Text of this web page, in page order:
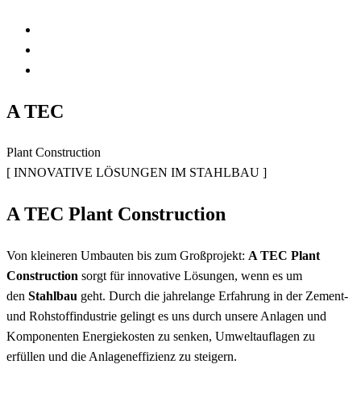
A TEC
Plant Construction
[ INNOVATIVE LÖSUNGEN IM STAHLBAU ]
A TEC Plant Construction
Von kleineren Umbauten bis zum Großprojekt: A TEC Plant
Construction sorgt für innovative Lösungen, wenn es um
den Stahlbau geht. Durch die jahrelange Erfahrung in der Zement-
und Rohstoffindustrie gelingt es uns durch unsere Anlagen und
Komponenten Energiekosten zu senken, Umweltauflagen zu
erfüllen und die Anlageneffizienz zu steigern.